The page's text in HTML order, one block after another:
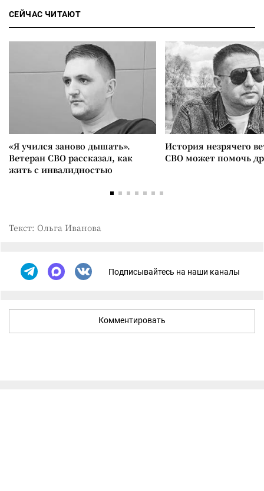
СЕЙЧАС ЧИТАЮТ
«Я учился заново дышать».
Ветеран СВО рассказал, как
жить с инвалидностью
История незрячего
СВО может помочь
Текст: Ольга Иванова
Подписывайтесь на наши каналы
Комментировать